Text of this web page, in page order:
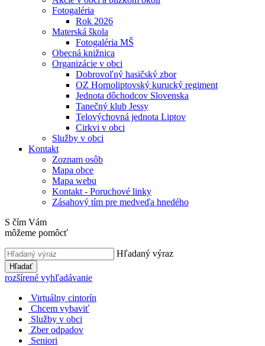
Fotogaléria
Rok 2026
Materská škola
Fotogaléria MŠ
Obecná knižnica
Organizácie v obci
Dobrovoľný hasičský zbor
OZ Hornoliptovský kurucký regiment
Jednota dôchodcov Slovenska
Tanečný klub Jessy
Telovýchovná jednota Liptov
Cirkvi v obci
Služby v obci
Kontakt
Zoznam osôb
Mapa obce
Mapa webu
Kontakt - Poruchové linky
Zásahový tím pre medveďa hnedého
S čím Vám
môžeme pomôcť
Hľadaný výraz
Hľadať
rozšírené vyhľadávanie
Virtuálny cintorín
Chcem vybaviť
Služby v obci
Zber odpadov
Seniori